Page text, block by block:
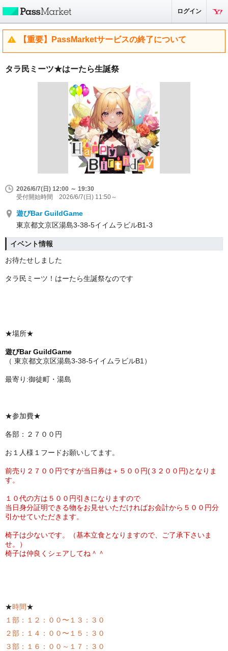
ログイン
【重要】PassMarketサービスの終了について
タラ民ミーツ★はーたら生誕祭
2026/6/7(日) 12:00 ～ 19:30
受付開始時間 2026/6/7(日) 11:50～
遊びBar GuildGame
東京都文京区湯島3-38-5イイムラビルB1-3
イベント情報
お待たせしました
タラ民ミーツ！はーたら生誕祭なのです
★場所★
遊びBar GuildGame
（ 東京都文京区湯島3-38-5イイムラビルB1）
最寄り:御徒町・湯島
★参加費★
各部：２７００円
お１人様１フードお願いしてます。
前売り２７００円ですが当日券は＋５００円(３２００円)となりま
す。
１０代の方は５００円引きになりますので
当日身分証明できる物をお見せいただければお会計から５００円分
引かせていただきます。
椅子は少ないです。（基本立食となりますので、ご了承下さいま
せ。）
椅子は仲良くシェアしてね＾＾
★時間★
１部：１２：００〜１３：３０
２部：１４：００〜１５：３０
３部：１６：００～１７：３０